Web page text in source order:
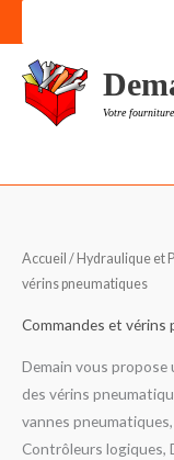
au
contenu
Votre
Accueil / Hydraulique et
vérins pneumatiques
Commandes et vérins
Demain vous propose
des vérins
vannes
Contrôleurs